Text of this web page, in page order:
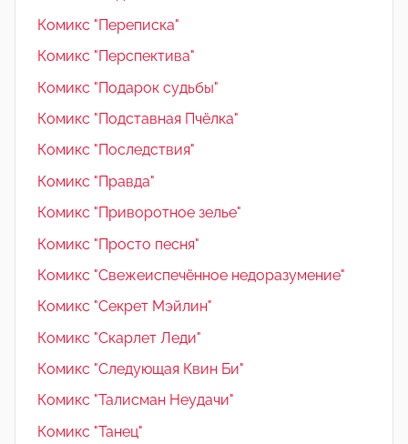
Комикс "Переписка"
Комикс "Перспектива"
Комикс "Подарок судьбы"
Комикс "Подставная Пчёлка"
Комикс "Последствия"
Комикс "Правда"
Комикс "Приворотное зелье"
Комикс "Просто песня"
Комикс "Свежеиспечённое недоразумение"
Комикс "Секрет Мэйлин"
Комикс "Скарлет Леди"
Комикс "Следующая Квин Би"
Комикс "Талисман Неудачи"
Комикс "Танец"